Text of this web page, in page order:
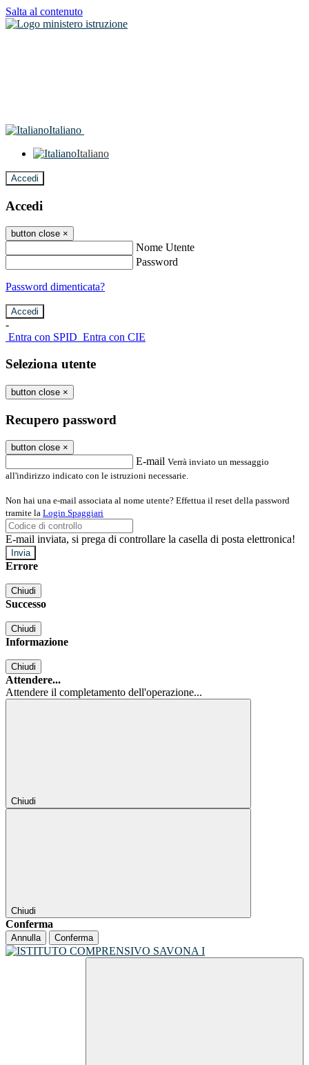
Salta al contenuto
Italiano
Italiano
Accedi
Accedi
button close ×
Nome Utente
Password
Password dimenticata?
-
Entra con SPID Entra con CIE
Seleziona utente
button close ×
Recupero password
button close ×
E-mail Verrà inviato un messaggio
all'indirizzo indicato con le istruzioni necessarie.
Non hai una e-mail associata al nome utente? Effettua il reset della password
tramite la Login Spaggiari
E-mail inviata, si prega di controllare la casella di posta elettronica!
Errore
Chiudi
Successo
Chiudi
Informazione
Chiudi
Attendere...
Attendere il completamento dell'operazione...
Chiudi
Chiudi
Conferma
Annulla Conferma